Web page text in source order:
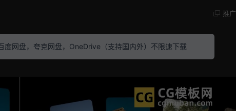
推广
网盘，夸克网盘，OneDrive（支持国内外）不限速下载